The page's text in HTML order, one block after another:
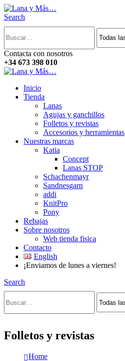
Search
Contacta con nosotros
+34 673 398 010
Inicio
Tienda
Lanas
Agujas y ganchillos
Folletos y revistas
Accesorios y herramientas
Nuestras marcas
Katia
Concept
Lanas STOP
Schachenmayr
Sandnesgarn
addi
KnitPro
Pony
Rebajas
Sobre nosotros
Web tienda fisica
Contacto
English
¡Enviamos de lunes a viernes!
Search
Folletos y revistas
Home